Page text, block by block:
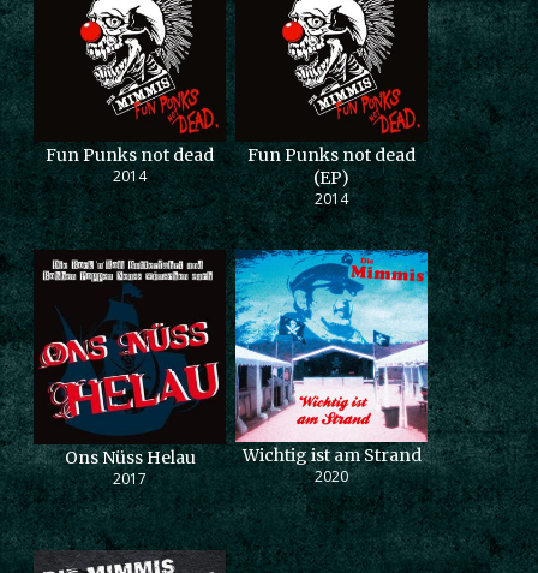
Fun Punks not dead
2014
Fun Punks not dead
(EP)
2014
Ons Nüss Helau
2017
Wichtig ist am Strand
2020